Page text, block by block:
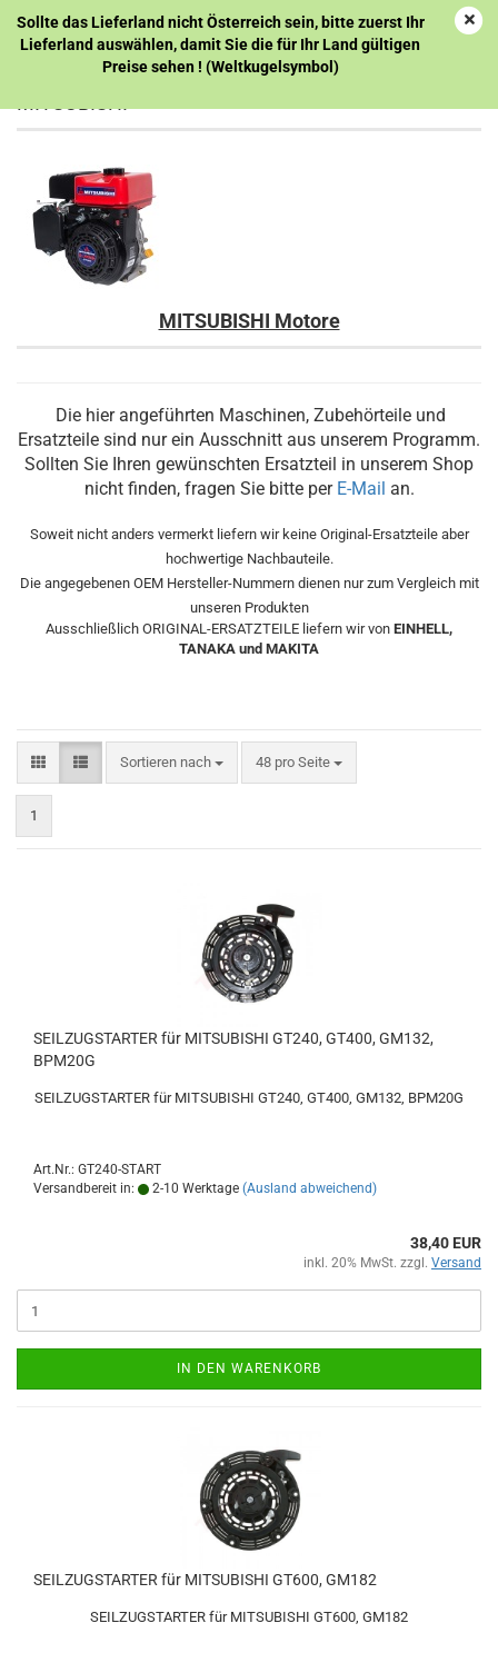
Sollte das Lieferland nicht Österreich sein, bitte zuerst Ihr
Lieferland auswählen, damit Sie die für Ihr Land gültigen
Preise sehen ! (Weltkugelsymbol)
MITSUBISHI Motore
Die hier angeführten Maschinen, Zubehörteile und
Ersatzteile sind nur ein Ausschnitt aus unserem Programm.
Sollten Sie Ihren gewünschten Ersatzteil in unserem Shop
nicht finden, fragen Sie bitte perE-Mail an.
Soweit nicht anders vermerkt liefern wir keine Original-Ersatzteile aber
hochwertige Nachbauteile.
Die angegebenen OEM Hersteller-Nummern dienen nur zum Vergleich mit
unseren Produkten
Ausschließlich ORIGINAL-ERSATZTEILE liefern wir von EINHELL,
TANAKA und MAKITA
Sortieren nach
Sortieren nach 48 pro Seite
pro Seite
1
SEILZUGSTARTER für MITSUBISHI GT240, GT400, GM132,
BPM20G
SEILZUGSTARTER für MITSUBISHI GT240, GT400, GM132, BPM20G
Art.Nr.: GT240-START
Versandbereit in:
2-10 Werktage (Ausland abweichend)
38,40 EUR
inkl. 20% MwSt. zzgl. Versand
IN DEN WARENKORB
SEILZUGSTARTER für MITSUBISHI GT600, GM182
SEILZUGSTARTER für MITSUBISHI GT600, GM182